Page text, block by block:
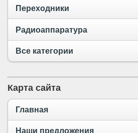
Переходники
Радиоаппаратура
Все категории
Карта сайта
Главная
Наши предложения